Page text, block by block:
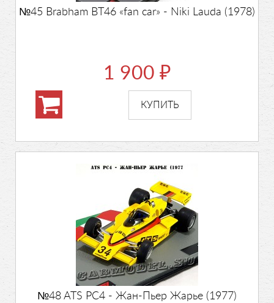
№45 Brabham BT46 «fan car» - Niki Lauda (1978)
1 900 ₽
№48 ATS PC4 - Жан-Пьер Жарье (1977)